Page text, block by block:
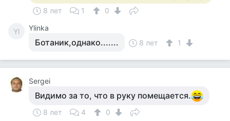
8 лет 1 0
Yl Ylinka
Ботаник,однако....... 8 лет 1
Sergei
Видимо за то, что в руку помещается.
8 лет 4 0